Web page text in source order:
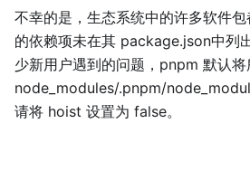
不幸的是，生态系统中的许多软件
的依赖项未在其 package.json中列
少新用户遇到的问题，pnpm 默认
node_modules/.pnpm/
请将 hoist 设置为 false。